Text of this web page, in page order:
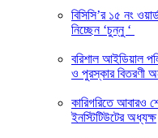
বিসিসি’র ১৫ নং
নিচ্ছেন ‘চুন্নু ‘
বরিশাল আইডিয়াল
ও পুরস্কার বিতরণী
কারিগরিতে আবারও
ইনস্টিটিউটের অধ্যক্ষ